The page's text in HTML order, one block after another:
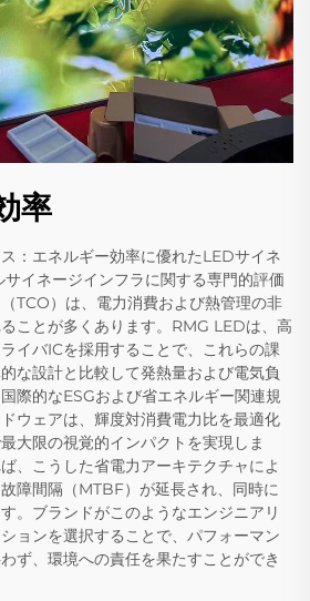
率
：エネルギー効率に優れたLEDサイネ
イネージインフラに関する専門的評価
TCO）は、電力消費および熱管理の非
ことが多くあります。RMG LEDは、高
イバICを採用することで、これらの課
な設計と比較して発熱量および電気負
際的なESGおよび省エネルギー関連規
ウェアは、輝度対消費電力比を最適化
大限の視覚的インパクトを実現しま
、こうした省電力アーキテクチャによ
障間隔（MTBF）が延長され、同時に
。ブランドがこのようなエンジニアリ
ョンを選択することで、パフォーマン
ず、環境への責任を果たすことができ